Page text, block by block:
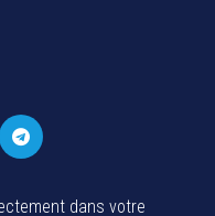
dans votre